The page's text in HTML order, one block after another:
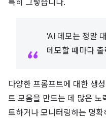
특히 그렇습니다.
'AI 데모는 정말
데모할 때마다
다양한 프롬프트에 대한 생
트 모음을 만드는 데 많은 노
트하거나 모니터링하는 명